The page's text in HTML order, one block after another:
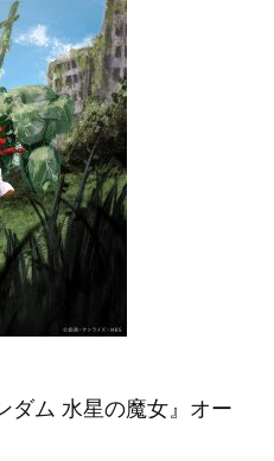
ダム 水星の魔女』オー